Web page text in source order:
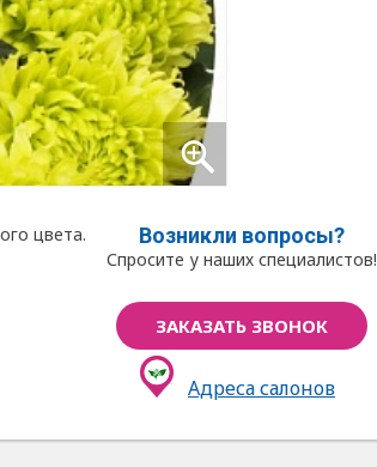
цвета.
Возникли вопросы?
Спросите у наших специалистов!
ЗАКАЗАТЬ ЗВОНОК
Адреса салонов